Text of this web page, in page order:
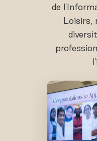
de
Loisirs,